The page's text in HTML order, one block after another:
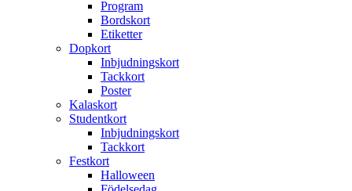
Program
Bordskort
Etiketter
Dopkort
Inbjudningskort
Tackkort
Poster
Kalaskort
Studentkort
Inbjudningskort
Tackkort
Festkort
Halloween